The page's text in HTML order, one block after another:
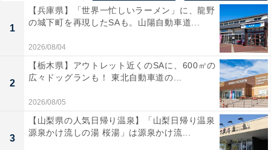
【あわせて買いたい】TP-Linkの人気商品5選
TP-Link「AX3000V」
1
【兵庫県】「世界一忙しいラーメン」に、龍野
の城下町を再現したSAも。山陽自動車道...
2026/08/04
2
【栃木県】アウトレット近くのSAに、600㎡の
広々ドッグランも！ 東北自動車道の...
2026/08/05
3
【山梨県の人気日帰り温泉】「山梨日帰り温泉
源泉かけ流しの湯 桜湯」は源泉かけ流...